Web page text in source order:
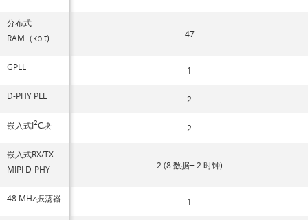
分布式
RAM（kbit)
47
GPLL 1
D-PHY PLL 2
嵌入式I2C块 2
嵌入式RX/TX
MIPI D-PHY
2 (8 数据+ 2 时钟)
48 MHz振荡器 1